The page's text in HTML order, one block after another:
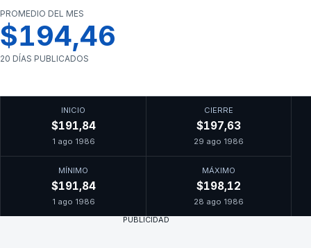
PROMEDIO DEL MES
$194,46
20 DÍAS PUBLICADOS
INICIO
$191,84
1 ago 1986
CIERRE
$197,63
29 ago 1986
MÍNIMO
$191,84
1 ago 1986
MÁXIMO
$198,12
28 ago 1986
PUBLICIDAD